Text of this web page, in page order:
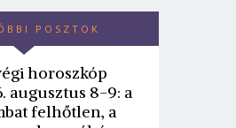
POSZTOK
horoszkóp
augusztus 8-9: a
felhőtlen, a